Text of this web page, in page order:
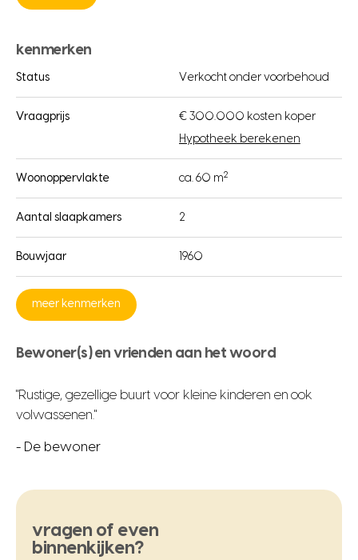
kenmerken
Status Verkocht onder voorbehoud
Vraagprijs
€ 300.000 kosten koper
Hypotheek berekenen
Woonoppervlakte ca. 60 m2
Aantal slaapkamers 2
Bouwjaar 1960
meer kenmerken
Bewoner(s) en vrienden aan het woord
"Rustige, gezellige buurt voor kleine kinderen en ook
volwassenen."
- De bewoner
vragen of even
binnenkijken?